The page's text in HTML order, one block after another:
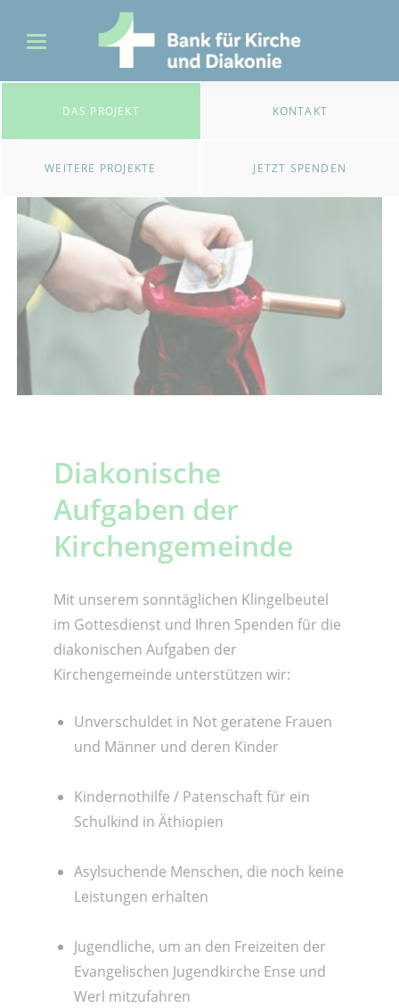
DAS PROJEKT KONTAKT
WEITERE PROJEKTE JETZT SPENDEN
Diakonische
Aufgaben der
Kirchengemeinde
Mit unserem sonntäglichen Klingelbeutel
im Gottesdienst und Ihren Spenden für die
diakonischen Aufgaben der
Kirchengemeinde unterstützen wir:
Unverschuldet in Not geratene Frauen
und Männer und deren Kinder
Kindernothilfe / Patenschaft für ein
Schulkind in Äthiopien
Asylsuchende Menschen, die noch keine
Leistungen erhalten
Jugendliche, um an den Freizeiten der
Evangelischen Jugendkirche Ense und
Werl mitzufahren